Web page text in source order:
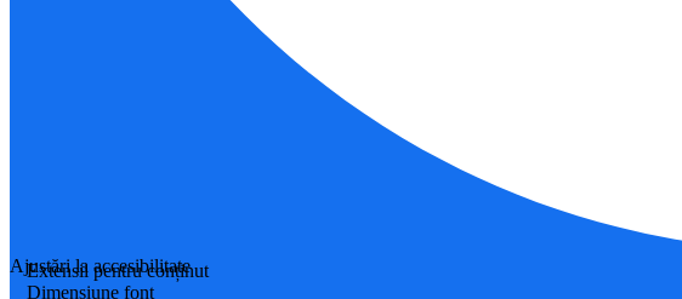
Ajustări la accesibilitate
Extensii pentru conținut
Dimensiune font